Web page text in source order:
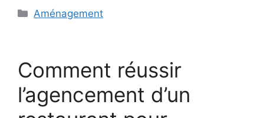
Catégories
Aménagement
Comment réussir
l’agencement d’un